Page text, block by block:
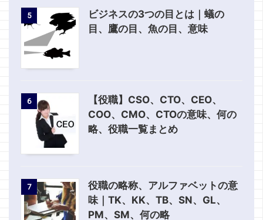
5
ビジネスの3つの目とは｜蟻の
目、鷹の目、魚の目、意味
6
【役職】CSO、CTO、CEO、
COO、CMO、CTOの意味、何の
略、役職一覧まとめ
7
役職の略称、アルファベットの意
味｜TK、KK、TB、SN、GL、
PM、SM、何の略